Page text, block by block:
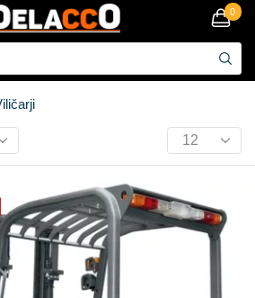
0